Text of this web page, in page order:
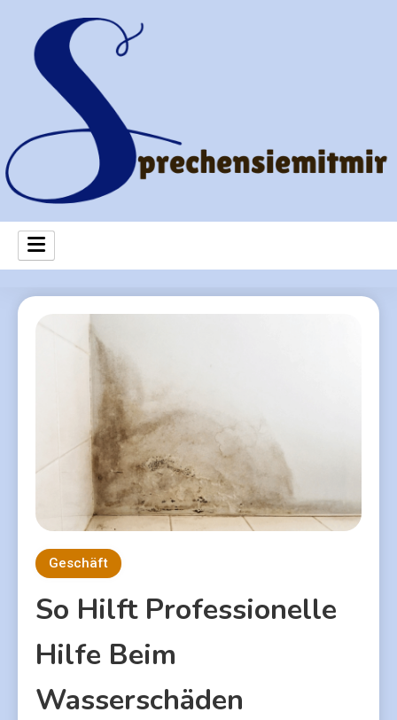
Geschäft
So Hilft Professionelle
Hilfe Beim
Wasserschäden